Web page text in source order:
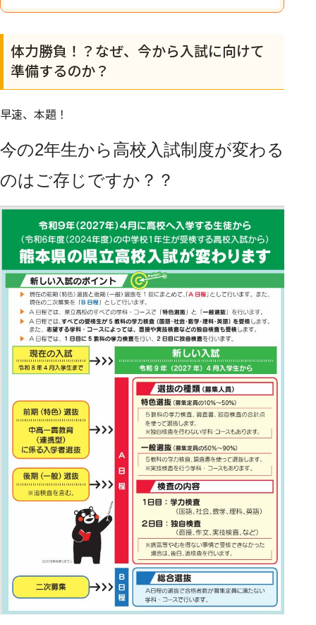
体力勝負！？なぜ、今から入試に向けて
準備するのか？
早速、本題！
今の2年生から高校入試制度が変わる
のはご存じですか？？